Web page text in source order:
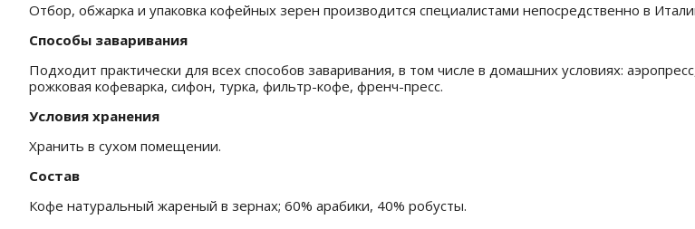
Отбор, обжарка и упаковка кофейных зерен производится специалистами непосредственно в
Способы заваривания
Подходит практически для всех способов заваривания, в том числе в домашних условиях:
рожковая кофеварка, сифон, турка, фильтр-кофе, френч-пресс.
Условия хранения
Хранить в сухом помещении.
Состав
Кофе натуральный жареный в зернах; 60% арабики, 40% робусты.